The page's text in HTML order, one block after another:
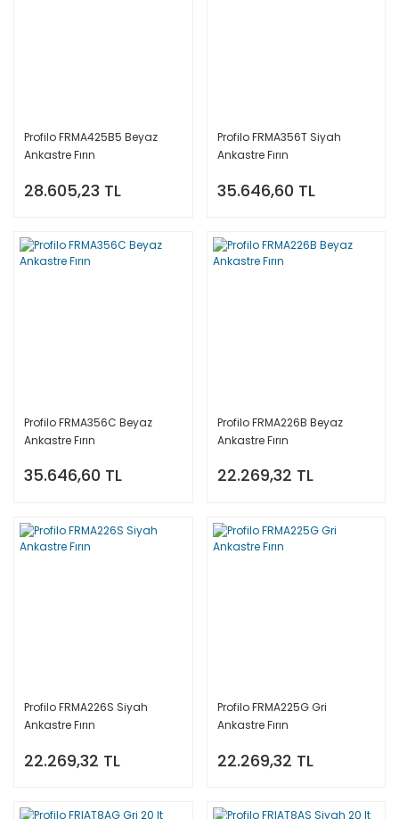
Profilo FRMA425B5 Beyaz
Ankastre Fırın
28.605,23 TL
Profilo FRMA356T Siyah
Ankastre Fırın
35.646,60 TL
Profilo FRMA356C Beyaz
Ankastre Fırın
35.646,60 TL
Profilo FRMA226B Beyaz
Ankastre Fırın
22.269,32 TL
Profilo FRMA226S Siyah
Ankastre Fırın
22.269,32 TL
Profilo FRMA225G Gri
Ankastre Fırın
22.269,32 TL